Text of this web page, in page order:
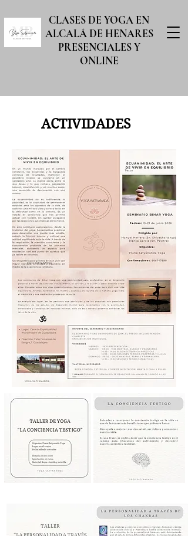
CLASES DE YOGA EN
ALCALÁ DE HENARES
PRESENCIALES Y
ONLINE
ACTIVIDADES